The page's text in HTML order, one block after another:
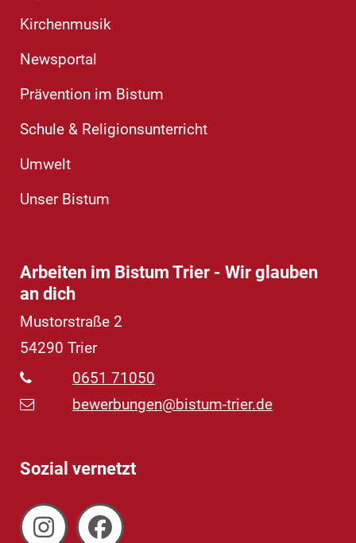
Kirchenmusik
Newsportal
Prävention im Bistum
Schule & Religionsunterricht
Umwelt
Unser Bistum
Arbeiten im Bistum Trier - Wir glauben
an dich
Mustorstraße 2
54290 Trier
0651 71050
bewerbungen@bistum-trier.de
Sozial vernetzt